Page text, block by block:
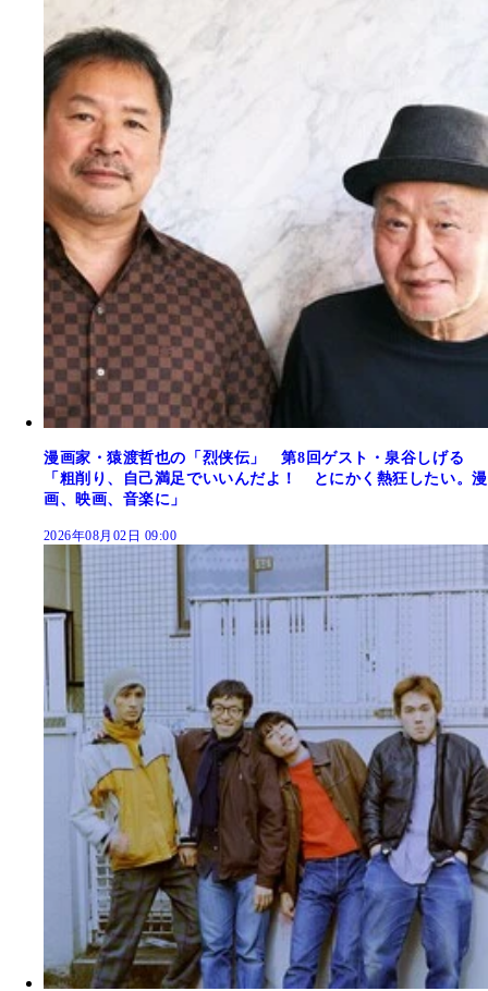
漫画家・猿渡哲也の「烈侠伝」 第8回ゲスト・泉谷しげる
「粗削り、自己満足でいいんだよ！ とにかく熱狂したい。漫
画、映画、音楽に」
2026年08月02日 09:00